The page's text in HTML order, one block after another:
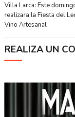
Villa Larca: Este
realizara la Fiesta del
Vino Artesanal
REALIZA UN